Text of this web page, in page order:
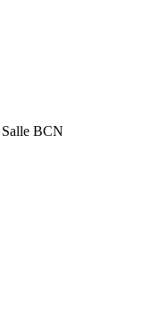
Salle BCN